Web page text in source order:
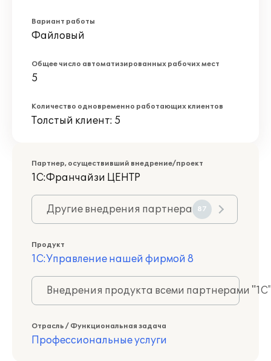
Вариант работы
Файловый
Общее число автоматизированных рабочих мест
5
Количество одновременно работающих клиентов
Толстый клиент: 5
Партнер, осуществивший внедрение/проект
1С:Франчайзи ЦЕНТР
Другие внедрения партнера 87
Продукт
1С:Управление нашей фирмой 8
Внедрения продукта всеми партнерами
Отрасль / Функциональная задача
Профессиональные услуги